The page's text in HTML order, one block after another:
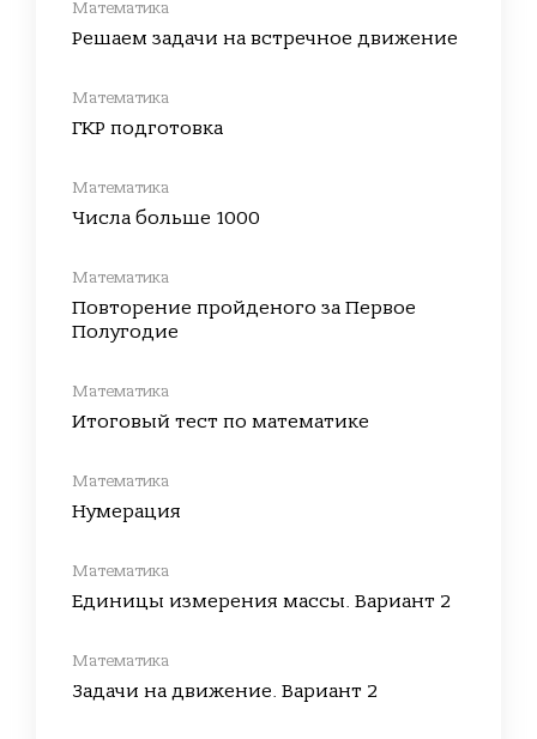
Математика
Решаем задачи на встречное движение
Математика
ГКР подготовка
Математика
Числа больше 1000
Математика
Повторение пройденого за Первое
Полугодие
Математика
Итоговый тест по математике
Математика
Нумерация
Математика
Единицы измерения массы. Вариант 2
Математика
Задачи на движение. Вариант 2